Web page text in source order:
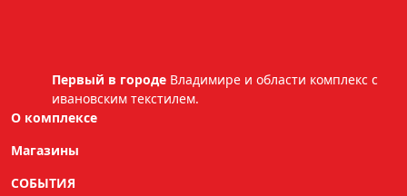
Первый в городе Владимире и области комплекс с
ивановским текстилем.
О комплексе
Магазины
СОБЫТИЯ